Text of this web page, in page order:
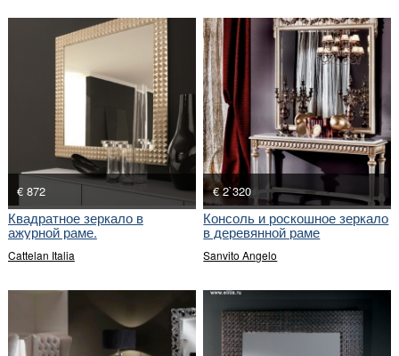
€ 872
Квадратное зеркало в
ажурной раме.
Cattelan Italia
€ 2`320
Консоль и роскошное зеркало
в деревянной раме
Sanvito Angelo